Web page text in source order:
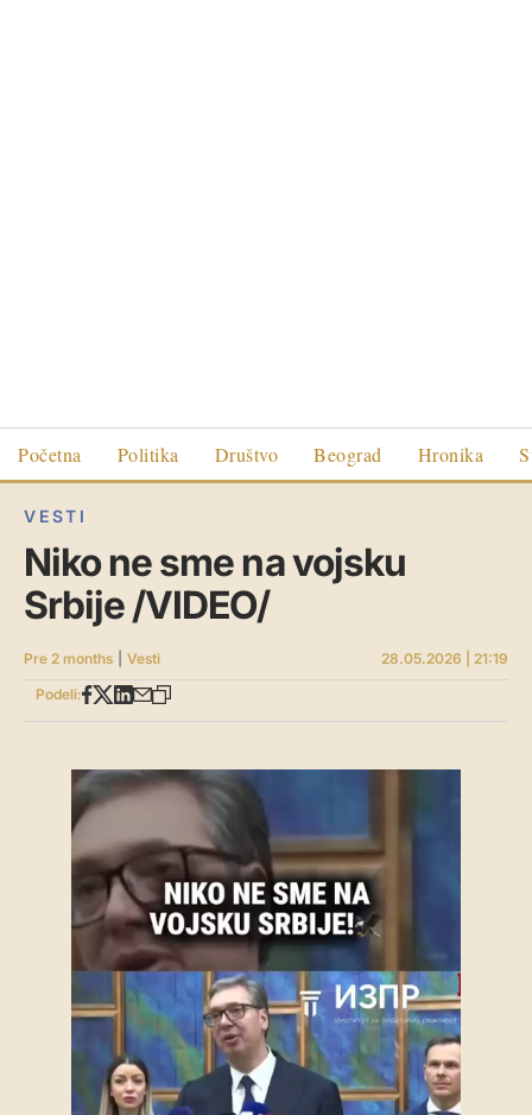
Početna Politika Društvo Beograd Hronika
VESTI
Niko ne sme na vojsku
Srbije /VIDEO/
Pre 2 months Vesti
28.05.2026 | 21:19
Podeli: